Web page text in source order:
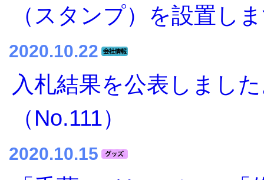
（スタンプ）を設置し
2020.10.22
入札結果を公表しまし
（No.111）
2020.10.15